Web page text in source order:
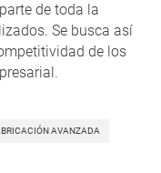
de toda la
Se busca así
de los
AVANZADA